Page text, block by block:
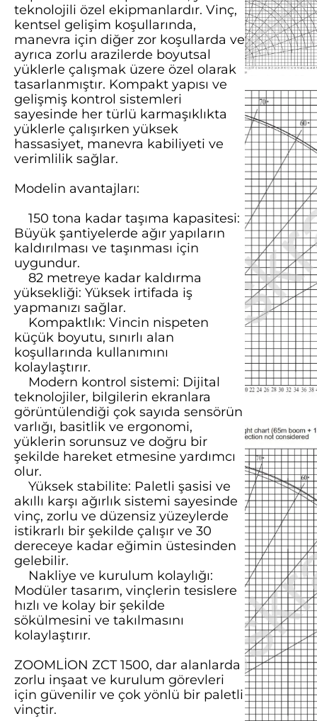
teknolojili özel ekipmanlardır. Vinç,
kentsel gelişim koşullarında,
manevra için diğer zor koşullarda ve
ayrıca zorlu arazilerde boyutsal
yüklerle çalışmak üzere özel olarak
tasarlanmıştır. Kompakt yapısı ve
gelişmiş kontrol sistemleri
sayesinde her türlü karmaşıklıkta
yüklerle çalışırken yüksek
hassasiyet, manevra kabiliyeti ve
verimlilik sağlar.
Modelin avantajları:
150 tona kadar taşıma kapasitesi:
Büyük şantiyelerde ağır yapıların
kaldırılması ve taşınması için
uygundur.
82 metreye kadar kaldırma
yüksekliği: Yüksek irtifada iş
yapmanızı sağlar.
Kompaktlık: Vincin nispeten
küçük boyutu, sınırlı alan
koşullarında kullanımını
kolaylaştırır.
Modern kontrol sistemi: Dijital
teknolojiler, bilgilerin ekranlara
görüntülendiği çok sayıda sensörün
varlığı, basitlik ve ergonomi,
yüklerin sorunsuz ve doğru bir
şekilde hareket etmesine yardımcı
olur.
Yüksek stabilite: Paletli şasisi ve
akıllı karşı ağırlık sistemi sayesinde
vinç, zorlu ve düzensiz yüzeylerde
istikrarlı bir şekilde çalışır ve 30
dereceye kadar eğimin üstesinden
gelebilir.
Nakliye ve kurulum kolaylığı:
Modüler tasarım, vinçlerin tesislere
hızlı ve kolay bir şekilde
sökülmesini ve takılmasını
kolaylaştırır.
ZOOMLİON ZCT 1500, dar alanlarda
zorlu inşaat ve kurulum görevleri
için güvenilir ve çok yönlü bir paletli
vinçtir.